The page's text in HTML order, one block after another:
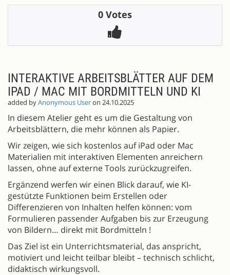
0 Votes
INTERAKTIVE ARBEITSBLÄTTER AUF DEM
IPAD / MAC MIT BORDMITTELN UND KI
added byAnonymous Useron 24.10.2025
In diesem Atelier geht es um die Gestaltung von
Arbeitsblättern, die mehr können als Papier.
Wir zeigen, wie sich kostenlos auf iPad oder Mac
Materialien mit interaktiven Elementen anreichern
lassen, ohne auf externe Tools zurückzugreifen.
Ergänzend werfen wir einen Blick darauf, wie KI-
gestützte Funktionen beim Erstellen oder
Differenzieren von Inhalten helfen können: vom
Formulieren passender Aufgaben bis zur Erzeugung
von Bildern… direkt mit Bordmitteln !
Das Ziel ist ein Unterrichtsmaterial, das anspricht,
motiviert und leicht teilbar bleibt – technisch schlicht,
didaktisch wirkungsvoll.